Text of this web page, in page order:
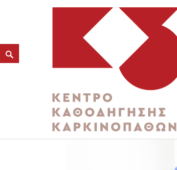
K3
ΚΕΝΤΡΟ ΚΑΘΟΔΗΓΗΣΗΣ ΚΑΡΚΙΝΟΠΑΘΩΝ